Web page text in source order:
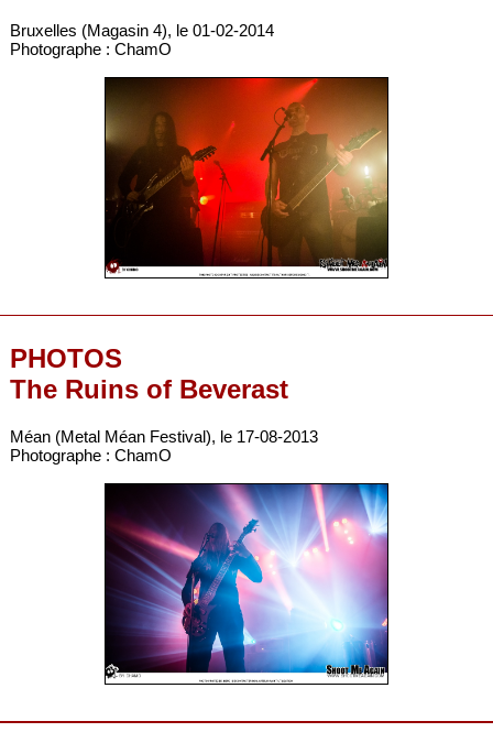
Bruxelles (Magasin 4), le 01-02-2014
Photographe : ChamO
PHOTOS
The Ruins of Beverast
Méan (Metal Méan Festival), le 17-08-2013
Photographe : ChamO